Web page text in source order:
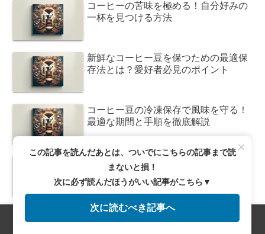
コーヒーの苦味を極める！自分好みの
一杯を見つける方法
新鮮なコーヒー豆を保つための最適保
存法とは？愛好者必見のポイント
コーヒー豆の冷凍保存で風味を守る！
最適な期間と手順を徹底解説
コーヒー豆の保存法！常温で風味を長
持ちさせる秘訣とは？
サイドバー
×
この記事を読んだあとは、ついでにこちらの記事まで読
まないと損！
次に必ず読んだほうがいい記事がこちら▼
次に読むべき記事へ